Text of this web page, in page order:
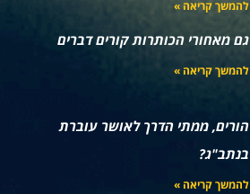
להמשך קריאה »
גם מאחורי הכותרות קורים דברים
להמשך קריאה »
הורים, ממתי הדרך לאושר עוברת
בנתב"ג?
להמשך קריאה »